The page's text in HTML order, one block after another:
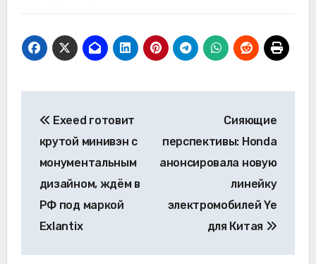
по
записям
Exeed готовит
крутой минивэн с
монументальным
дизайном, ждём в
РФ под маркой
Exlantix
Сияющие
перспективы: Honda
анонсировала новую
линейку
электромобилей Ye
для Китая